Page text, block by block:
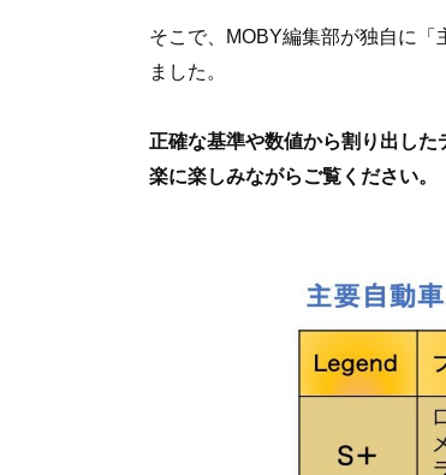
そこで、MOBY編集部が独自に
ました。
正確な基準や数値から割り出し
楽に楽しみながらご覧ください。